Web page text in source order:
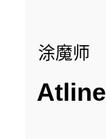
涂魔师
Atline